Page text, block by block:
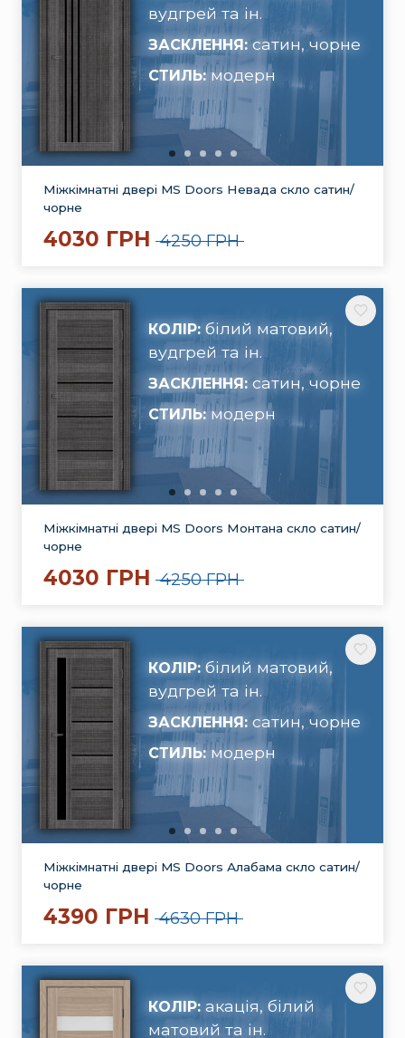
вудгрей та ін.
ЗАСКЛЕННЯ: сатин, чорне
СТИЛЬ:модерн
Міжкімнатні двері MS Doors Невада скло сатин/
чорне
4030 ГРН 4250 ГРН
КОЛІР: білий матовий,
вудгрей та ін.
ЗАСКЛЕННЯ: сатин, чорне
СТИЛЬ:модерн
Міжкімнатні двері MS Doors Монтана скло сатин/
чорне
4030 ГРН 4250 ГРН
КОЛІР: білий матовий,
вудгрей та ін.
ЗАСКЛЕННЯ: сатин, чорне
СТИЛЬ:модерн
Міжкімнатні двері MS Doors Алабама скло сатин/
чорне
4390 ГРН 4630 ГРН
КОЛІР: акація, білий
матовий та ін.